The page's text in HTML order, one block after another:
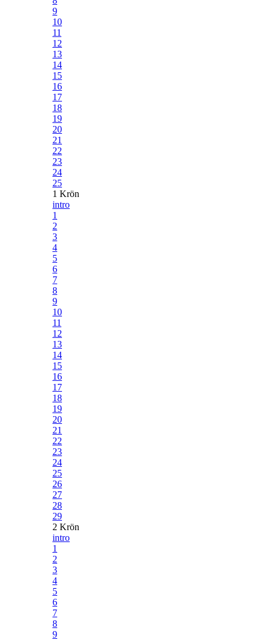
9
10
11
12
13
14
15
16
17
18
19
20
21
22
23
24
25
1 Krön
intro
1
2
3
4
5
6
7
8
9
10
11
12
13
14
15
16
17
18
19
20
21
22
23
24
25
26
27
28
29
2 Krön
intro
1
2
3
4
5
6
7
8
9